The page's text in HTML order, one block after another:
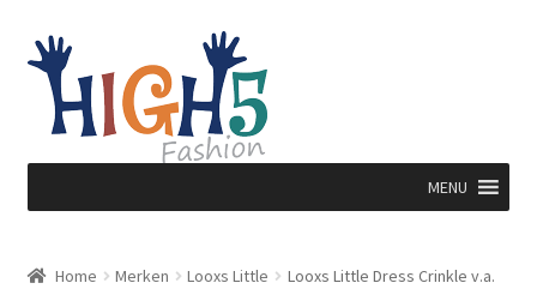
Ga
door
naar
navigatie
Ga
direct
naar
inhoud
MENU
Home Merken Looxs Little
Looxs Little Dress Crinkle v.a.